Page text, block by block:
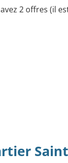
2 offres (il